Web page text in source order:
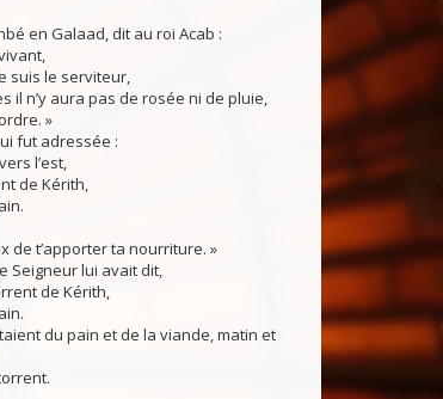
en Galaad, dit au roi Acab :
suis le serviteur,
il n’y aura pas de rosée ni de pluie,
»
fut adressée :
l’est,
de Kérith,
de t’apporter ta nourriture. »
Seigneur lui avait dit,
de Kérith,
du pain et de la viande, matin et